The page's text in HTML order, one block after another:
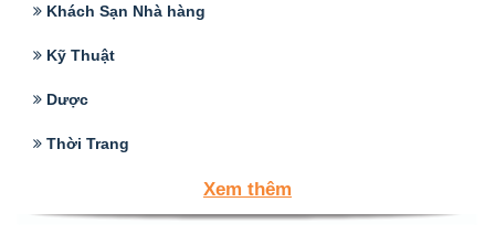
Khách Sạn Nhà hàng
Kỹ Thuật
Dược
Thời Trang
Xem thêm